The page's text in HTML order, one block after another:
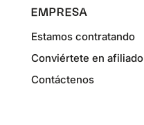
EMPRESA
Estamos contratando
Conviértete en afiliado
Contáctenos